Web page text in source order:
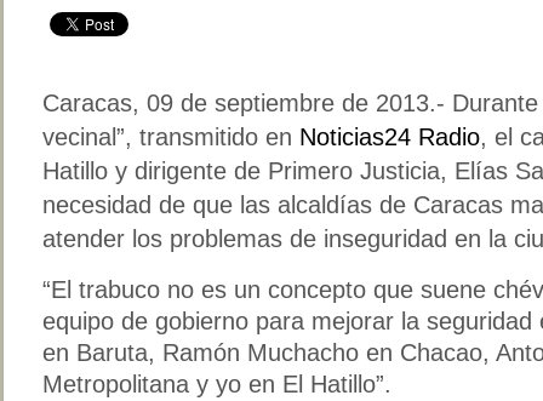
Caracas, 09 de septiembre de 2013.-
vecinal”, transmitido en Noticias24 Radio, el
Hatillo y dirigente de Primero Justicia, Elías
necesidad de que las alcaldías de Caracas
atender los problemas de inseguridad en la
“El trabuco no es un concepto que suene
equipo de gobierno para mejorar la
en Baruta, Ramón Muchacho en Chacao,
Metropolitana y yo en El Hatillo”.